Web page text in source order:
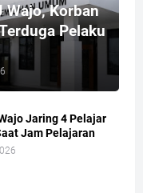
Wajo, Korban
Pelaku
Jaring 4 Pelajar
Jam Pelajaran